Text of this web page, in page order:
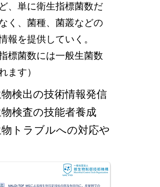
、単に衛生指標菌数だ
く、菌種、菌叢などの
報を提供していく。
標菌数には一般生菌数
ます）
検出の技術情報発信
検査の技能者養成
トラブルへの対応や